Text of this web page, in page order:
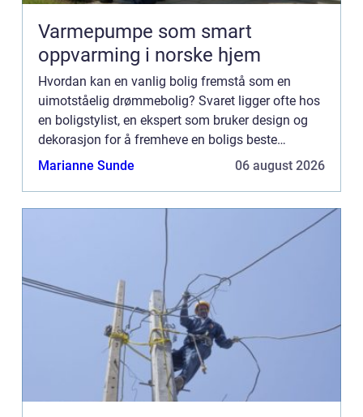
Varmepumpe som smart
oppvarming i norske hjem
Hvordan kan en vanlig bolig fremstå som en
uimotståelig drømmebolig? Svaret ligger ofte hos
en boligstylist, en ekspert som bruker design og
dekorasjon for å fremheve en boligs beste
egenskaper. I dagens konkurransepregede ei...
Marianne Sunde 06 august 2026